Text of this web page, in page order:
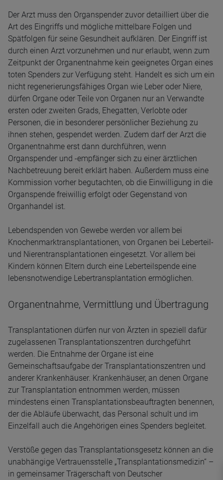
Der Arzt muss den Organspender zuvor detailliert über die
Art des Eingriffs und mögliche mittelbare Folgen und
Spätfolgen für seine Gesundheit aufklären. Der Eingriff ist
durch einen Arzt vorzunehmen und nur erlaubt, wenn zum
Zeitpunkt der Organentnahme kein geeignetes Organ eines
toten Spenders zur Verfügung steht. Handelt es sich um ein
nicht regenerierungsfähiges Organ wie Leber oder Niere,
dürfen Organe oder Teile von Organen nur an Verwandte
ersten oder zweiten Grads, Ehegatten, Verlobte oder
Personen, die in besonderer persönlicher Beziehung zu
ihnen stehen, gespendet werden. Zudem darf der Arzt die
Organentnahme erst dann durchführen, wenn
Organspender und -empfänger sich zu einer ärztlichen
Nachbetreuung bereit erklärt haben. Außerdem muss eine
Kommission vorher begutachten, ob die Einwilligung in die
Organspende freiwillig erfolgt oder Gegenstand von
Organhandel ist.
Lebendspenden von Gewebe werden vor allem bei
Knochenmarktransplantationen, von Organen bei Leberteil-
und Nierentransplantationen eingesetzt. Vor allem bei
Kindern können Eltern durch eine Leberteilspende eine
lebensnotwendige Lebertransplantation ermöglichen.
Organentnahme, Vermittlung und Übertragung
Transplantationen dürfen nur von Ärzten in speziell dafür
zugelassenen Transplantationszentren durchgeführt
werden. Die Entnahme der Organe ist eine
Gemeinschaftsaufgabe der Transplantationszentren und
anderer Krankenhäuser. Krankenhäuser, an denen Organe
zur Transplantation entnommen werden, müssen
mindestens einen Transplantationsbeauftragten benennen,
der die Abläufe überwacht, das Personal schult und im
Einzelfall auch die Angehörigen eines Spenders begleitet.
Verstöße gegen das Transplantationsgesetz können an die
unabhängige Vertrauensstelle „Transplantationsmedizin“ –
in gemeinsamer Trägerschaft von Deutscher